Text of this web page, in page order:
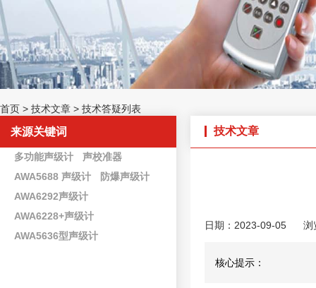
首页 > 技术文章 > 技术答疑列表
来源关键词
多功能声级计
声校准器
AWA5688 声级计
防爆声级计
AWA6292声级计
AWA6228+声级计
AWA5636型声级计
技术文章
日期：2023-09-05 浏
核心提示：